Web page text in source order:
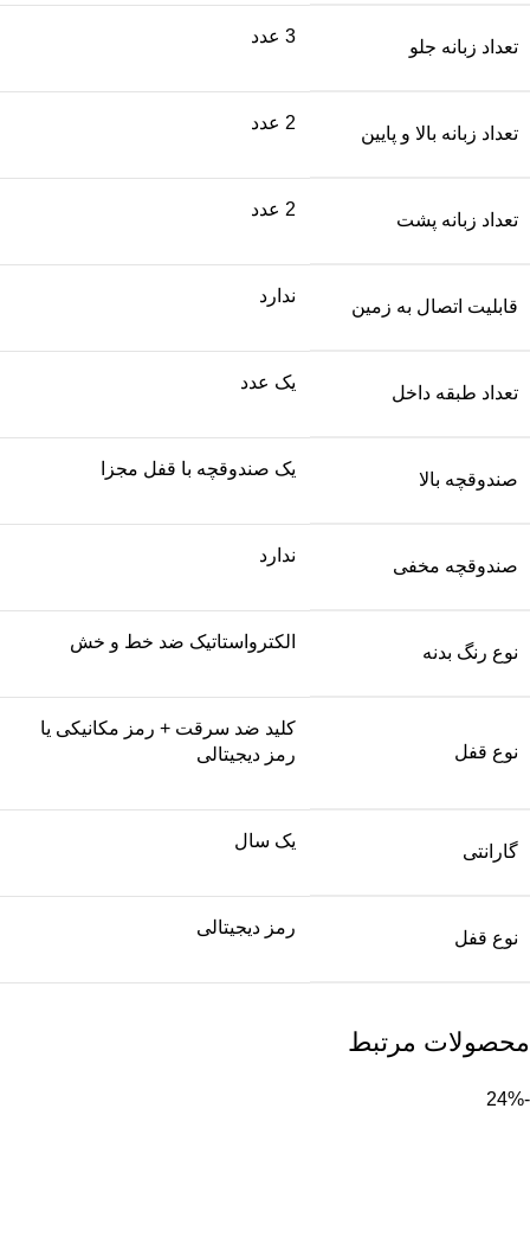
تعداد زبانه جلو
3 عدد
تعداد زبانه بالا و پایین
2 عدد
تعداد زبانه پشت
2 عدد
قابلیت اتصال به زمین
ندارد
تعداد طبقه داخل
یک عدد
صندوقچه بالا
یک صندوقچه با قفل مجزا
صندوقچه مخفی
ندارد
نوع رنگ بدنه
الکترواستاتیک ضد خط و خش
نوع قفل
کلید ضد سرقت + رمز مکانیکی یا
رمز دیجیتالی
گارانتی
یک سال
نوع قفل
رمز دیجیتالی
محصولات مرتبط
-24%